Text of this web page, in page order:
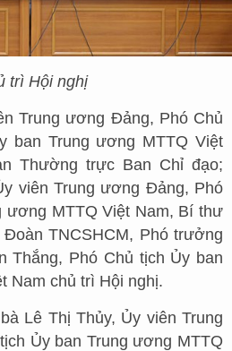
trì Hội nghị
Trung ương Đảng, Phó Chủ
ban Trung ương MTTQ Việt
Thường trực Ban Chỉ đạo;
viên Trung ương Đảng, Phó
ương MTTQ Việt Nam, Bí thư
TNCSHCM, Phó trưởng
Thắng, Phó Chủ tịch Ủy ban
Nam chủ trì Hội nghị.
Lê Thị Thủy, Ủy viên Trung
Ủy ban Trung ương MTTQ